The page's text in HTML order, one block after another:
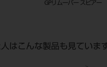
GPリムーバー スピアー
はこんな製品も見ています